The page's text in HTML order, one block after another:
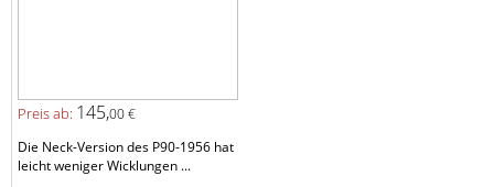
Preis ab: 145,00 €
Die Neck-Version des P90-1956 hat
leicht weniger Wicklungen ...